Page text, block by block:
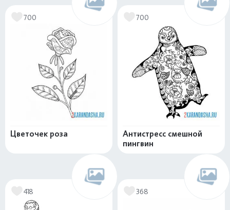
700
Цветочек роза
700
Антистресс смешной
пингвин
418 368